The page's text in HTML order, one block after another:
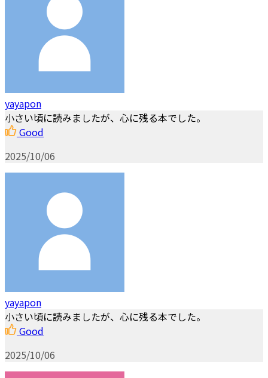
yayapon
小さい頃に読みましたが、心に残る本でした。
Good
2025/10/06
yayapon
小さい頃に読みましたが、心に残る本でした。
Good
2025/10/06